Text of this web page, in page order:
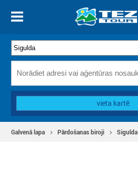
vieta kartē
Galvenā lapa Pārdošanas biroji Sigulda